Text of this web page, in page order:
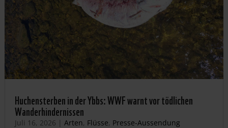
Huchensterben in der Ybbs: WWF warnt vor tödlichen
Wanderhindernissen
Juli 16, 2026 | Arten, Flüsse, Presse-Aussendung